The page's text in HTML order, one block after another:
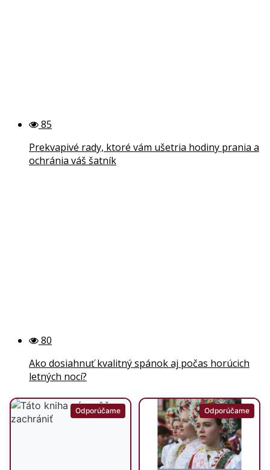
85
Prekvapivé rady, ktoré vám ušetria hodiny prania a
ochránia váš šatník
80
Ako dosiahnuť kvalitný spánok aj počas horúcich
letných nocí?